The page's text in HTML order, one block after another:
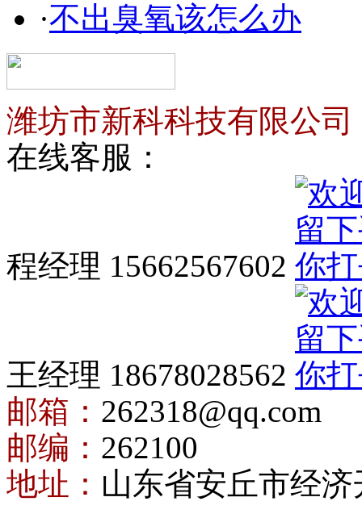
·不出臭氧该怎么办
潍坊市新科科技有限公司
在线客服：
程经理 15662567602
王经理 18678028562
邮箱： 262318@qq.com
邮编： 262100
地址： 山东省安丘市经